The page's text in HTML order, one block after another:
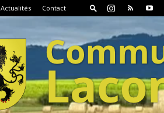
Actualités Contact